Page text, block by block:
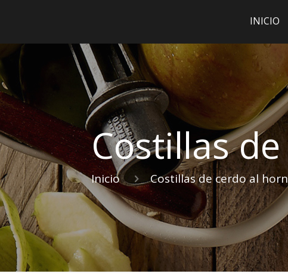
INICIO
Costillas
Inicio Costillas de cerdo al